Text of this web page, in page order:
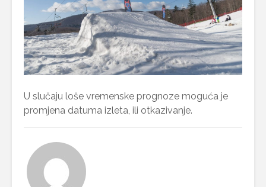
U slučaju loše vremenske prognoze moguća je
promjena datuma izleta, ili otkazivanje.